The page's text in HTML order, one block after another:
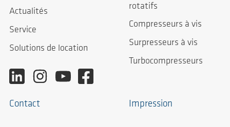
Actualités
Service
Solutions de location
rotatifs
Compresseurs à vis
Surpresseurs à vis
Turbocompresseurs
Contact Impression